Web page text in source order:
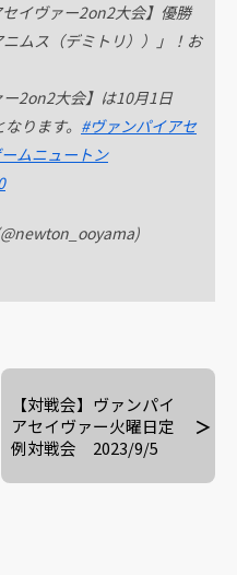
イヴァー2on2大会】優勝
ムス（デミトリ））」！お
2on2大会】は10月1日
ります。 #ヴァンパイアセ
ムニュートン
【対戦会】ヴァンパイ
アセイヴァー火曜日定
例対戦会 2023/9/5